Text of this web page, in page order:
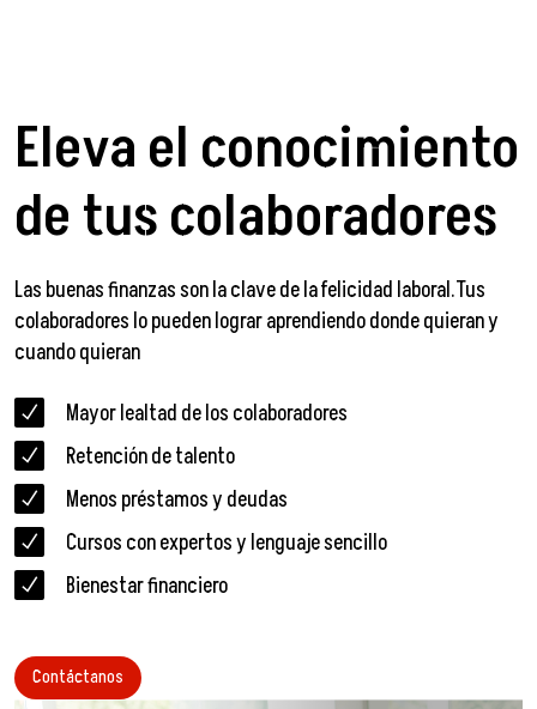
Eleva el conocimiento
de tus colaboradores
Las buenas finanzas son la clave de la felicidad laboral.Tus
colaboradores lo pueden lograr aprendiendo donde quieran y
cuando quieran
Mayor lealtad de los colaboradores
Retención de talento
Menos préstamos y deudas
Cursos con expertos y lenguaje sencillo
Bienestar financiero
Contáctanos